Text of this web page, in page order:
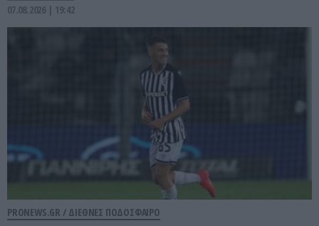
07.08.2026 | 19:42
PRONEWS.GR / ΔΙΕΘΝΕΣ ΠΟΔΟΣΦΑΙΡΟ